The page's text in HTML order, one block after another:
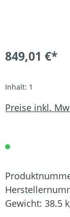
849,01 €*
Inhalt: 1
Preise inkl.
Gewicht: 38.5